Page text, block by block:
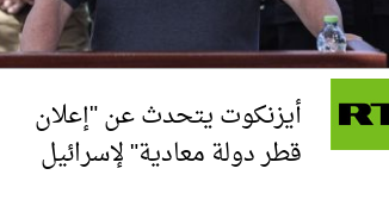
أيزنكوت يتحدث عن "إعلان
قطر دولة معادية" لإسرائيل